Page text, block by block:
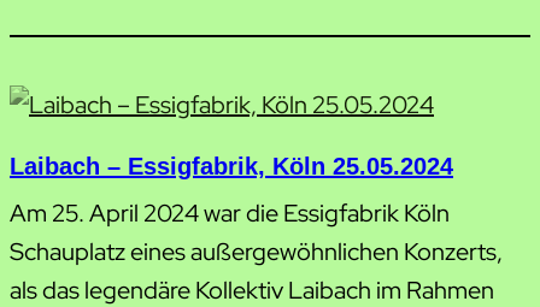
Laibach – Essigfabrik, Köln 25.05.2024
Am 25. April 2024 war die Essigfabrik Köln
Schauplatz eines außergewöhnlichen Konzerts,
als das legendäre Kollektiv Laibach im Rahmen